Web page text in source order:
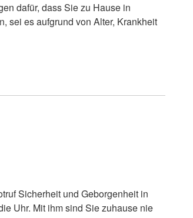
dafür, dass Sie zu Hause in
sei es aufgrund von Alter, Krankheit
Sicherheit und Geborgenheit in
Uhr. Mit ihm sind Sie zuhause nie